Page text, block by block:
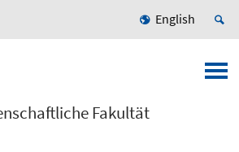
English
Fakultät